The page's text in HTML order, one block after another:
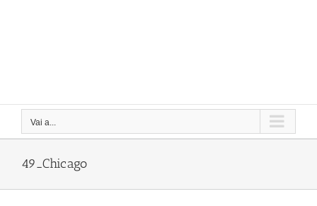
Vai a...
49_Chicago